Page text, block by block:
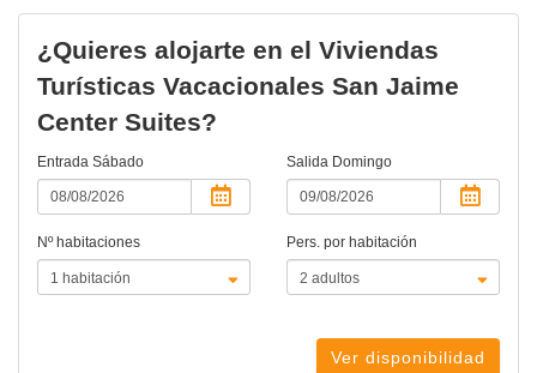
¿Quieres alojarte en el Viviendas
Turísticas Vacacionales San Jaime
Center Suites?
Entrada Sábado Salida Domingo
Nº habitaciones Pers. por habitación
Ver disponibilidad